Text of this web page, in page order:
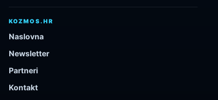
KOZMOS.HR
Naslovna
Newsletter
Partneri
Kontakt